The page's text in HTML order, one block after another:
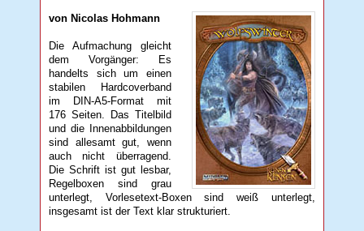
von Nicolas Hohmann
Die Aufmachung gleicht
dem Vorgänger: Es
handelts sich um einen
stabilen Hardcoverband
im DIN-A5-Format mit
176 Seiten. Das Titelbild
und die Innenabbildungen
sind allesamt gut, wenn
auch nicht überragend.
Die Schrift ist gut lesbar,
Regelboxen sind grau
unterlegt, Vorlesetext-Boxen sind weiß unterlegt,
insgesamt ist der Text klar strukturiert.